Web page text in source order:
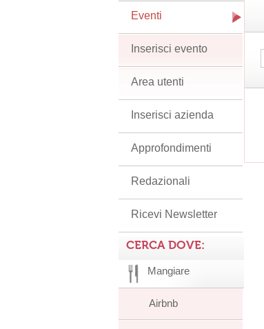
Eventi
Inserisci evento
Area utenti
Inserisci azienda
Approfondimenti
Redazionali
Ricevi Newsletter
CERCA DOVE:
Mangiare
Airbnb